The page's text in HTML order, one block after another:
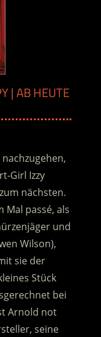
| AB HEUTE
Girl Izzy
nächsten.
Mal passé, als
und
Wilson),
sie der
Stück
bei
Arnold not
seine